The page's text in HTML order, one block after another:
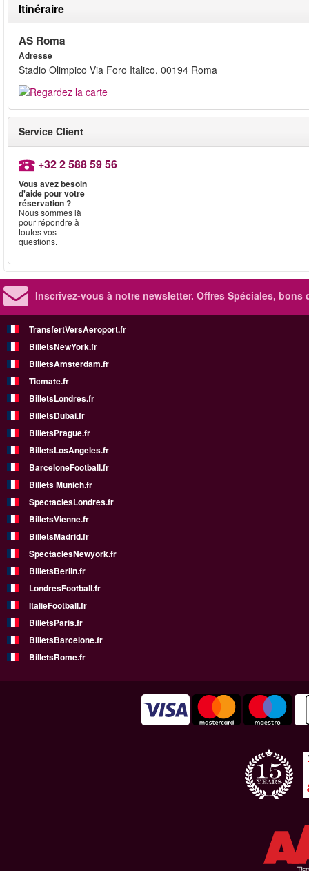
Itinéraire
AS Roma
Adresse
Stadio Olimpico Via Foro Italico, 00194 Roma
Service Client
+32 2 588 59 56
Vous avez besoin
d'aide pour votre
réservation ?
Nous sommes là
pour répondre à
toutes vos
questions.
Inscrivez-vous à notre newsletter. Offres Spéciales, bons
TransfertVersAeroport.fr
BilletsNewYork.fr
BilletsAmsterdam.fr
Ticmate.fr
BilletsLondres.fr
BilletsDubai.fr
BilletsPrague.fr
BilletsLosAngeles.fr
BarceloneFootball.fr
Billets Munich.fr
SpectaclesLondres.fr
BilletsVienne.fr
BilletsMadrid.fr
SpectaclesNewyork.fr
BilletsBerlin.fr
LondresFootball.fr
ItalieFootball.fr
BilletsParis.fr
BilletsBarcelone.fr
BilletsRome.fr